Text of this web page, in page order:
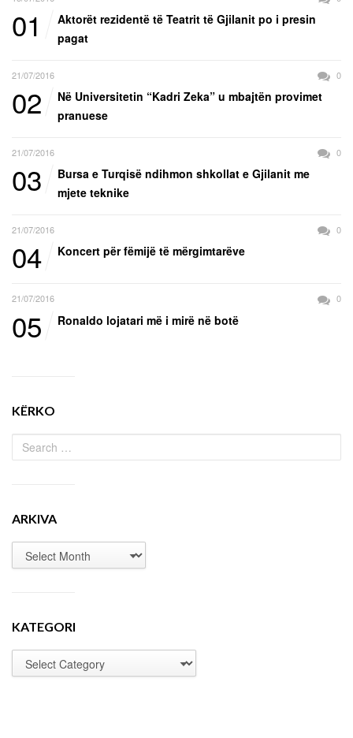
01
Aktorët rezidentë të Teatrit të Gjilanit po i presin
pagat
21/07/2016 0
02
Në Universitetin “Kadri Zeka” u mbajtën provimet
pranuese
21/07/2016 0
03
Bursa e Turqisë ndihmon shkollat e Gjilanit me
mjete teknike
21/07/2016 0
04 Koncert për fëmijë të mërgimtarëve
21/07/2016 0
05 Ronaldo lojatari më i mirë në botë
KËRKO
ARKIVA
KATEGORI